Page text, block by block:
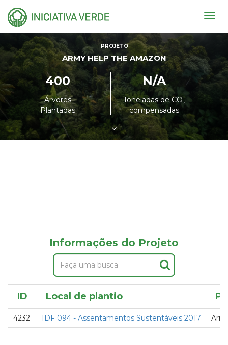
PROJETO
ARMY HELP THE AMAZON
400
Árvores
Plantadas
N/A
Toneladas de CO²
compensadas
Informações do Projeto
ID Local de plantio
4232 IDF 094 - Assentamentos Sustentáveis 2017